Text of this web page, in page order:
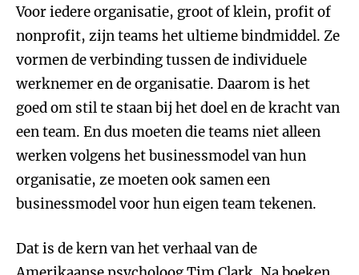
Voor iedere organisatie, groot of klein, profit of
nonprofit, zijn teams het ultieme bindmiddel. Ze
vormen de verbinding tussen de individuele
werknemer en de organisatie. Daarom is het
goed om stil te staan bij het doel en de kracht van
een team. En dus moeten die teams niet alleen
werken volgens het businessmodel van hun
organisatie, ze moeten ook samen een
businessmodel voor hun eigen team tekenen.
Dat is de kern van het verhaal van de